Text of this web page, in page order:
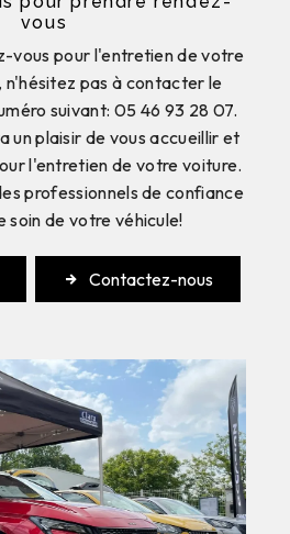
vous
vous pour l'entretien de votre
n'hésitez pas à contacter le
suivant: 05 46 93 28 07.
un plaisir de vous accueillir et
l'entretien de votre voiture.
professionnels de confiance
soin de votre véhicule!
Contactez-nous